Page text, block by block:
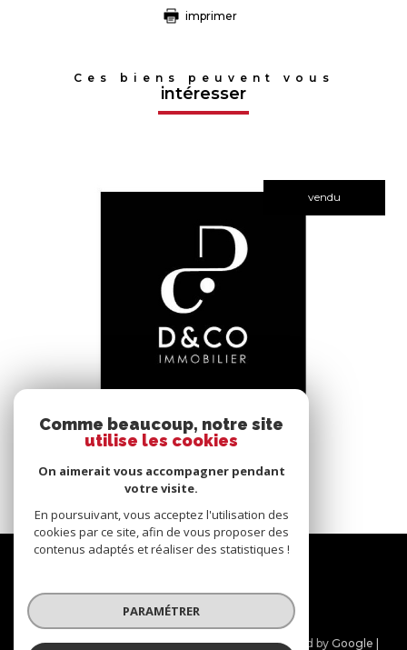
imprimer
Ces biens peuvent vous
intéresser
vendu
voir le bien
Bâgé-le-Châtel (01380)
Nous
© 2026 | Tous droits réservés | Traduction powered by Google |
Comme beaucoup, notre site
utilise les cookies
On aimerait vous accompagner pendant
votre visite.
En poursuivant, vous acceptez l'utilisation des
cookies par ce site, afin de vous proposer des
contenus adaptés et réaliser des statistiques !
PARAMÉTRER